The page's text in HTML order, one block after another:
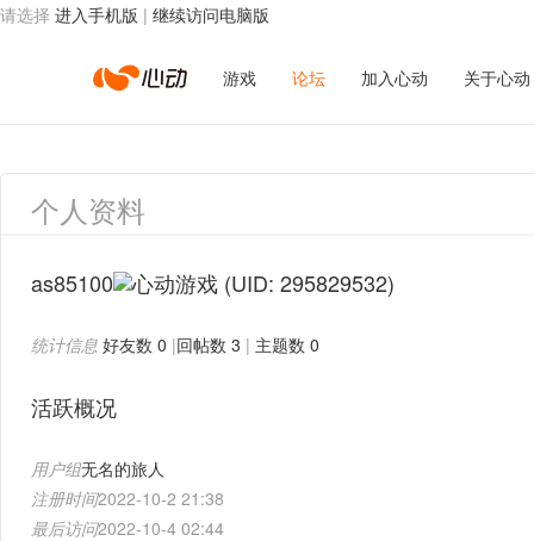
请选择 进入手机版 | 继续访问电脑版
心
动
络
游戏 论坛 加入心动 关于心动
个人资料
as85100 (UID: 295829532)
统计信息 好友数 0 |回帖数 3 | 主题数 0
活跃概况
用户组无名的旅人
注册时间2022-10-2 21:38
最后访问2022-10-4 02:44